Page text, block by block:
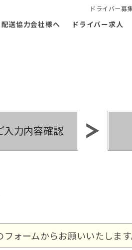
ドライバー募
配送協力会社様へ ドライバー求人
フォームからお願いいたします